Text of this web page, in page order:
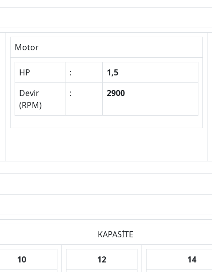
Motor
HP :
1,5
Devir
(RPM)
: 2900
KAPASİTE
10
12
14